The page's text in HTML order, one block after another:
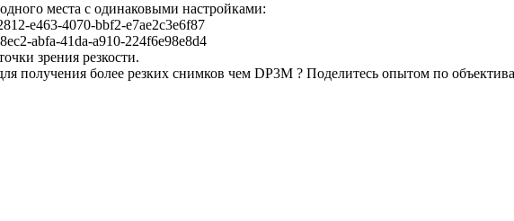
места с одинаковыми настройками:
e463-4070-bbf2-e7ae2c3e6f87
abfa-41da-a910-224f6e98e8d4
зрения резкости.
получения более резких снимков чем DP3M ? Поделитесь опытом по